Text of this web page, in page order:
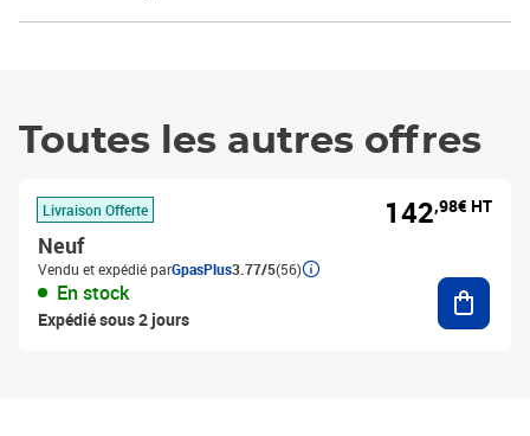
Toutes les autres offres
Livraison Offerte
Neuf
Vendu et expédié parGpasPlus3.77/5(56)
En stock
Expédié sous 2 jours
142,98€ HT